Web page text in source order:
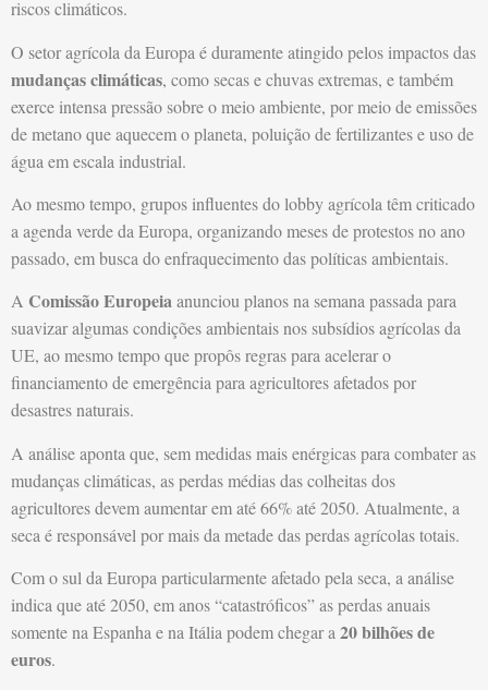
riscos climáticos.
O setor agrícola da Europa é duramente atingido pelos impactos das
mudanças climáticas, como secas e chuvas extremas, e também
exerce intensa pressão sobre o meio ambiente, por meio de emissões
de metano que aquecem o planeta, poluição de fertilizantes e uso de
água em escala industrial.
Ao mesmo tempo, grupos influentes do lobby agrícola têm criticado
a agenda verde da Europa, organizando meses de protestos no ano
passado, em busca do enfraquecimento das políticas ambientais.
A Comissão Europeiaanunciou planos na semana passada para
suavizar algumas condições ambientais nos subsídios agrícolas da
UE, ao mesmo tempo que propôs regras para acelerar o
financiamento de emergência para agricultores afetados por
desastres naturais.
A análise aponta que, sem medidas mais enérgicas para combater as
mudanças climáticas, as perdas médias das colheitas dos
agricultores devem aumentar em até 66% até 2050. Atualmente, a
seca é responsável por mais da metade das perdas agrícolas totais.
Com o sul da Europa particularmente afetado pela seca, a análise
indica que até 2050, em anos “catastróficos” as perdas anuais
somente na Espanha e na Itália podem chegar a20 bilhões de
euros.